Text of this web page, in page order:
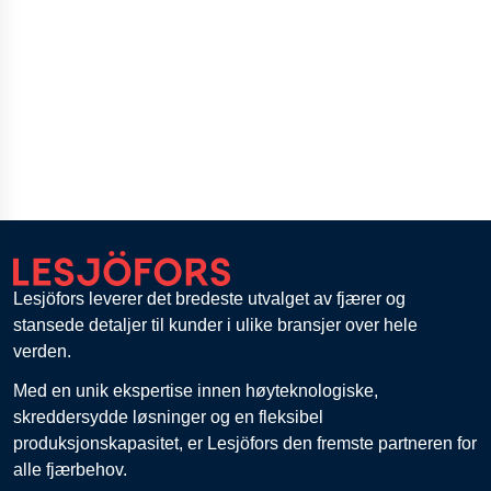
Lesjöfors leverer det bredeste utvalget av fjærer og
stansede detaljer til kunder i ulike bransjer over hele
verden.
Med en unik ekspertise innen høyteknologiske,
skreddersydde løsninger og en fleksibel
produksjonskapasitet, er Lesjöfors den fremste partneren for
alle fjærbehov.